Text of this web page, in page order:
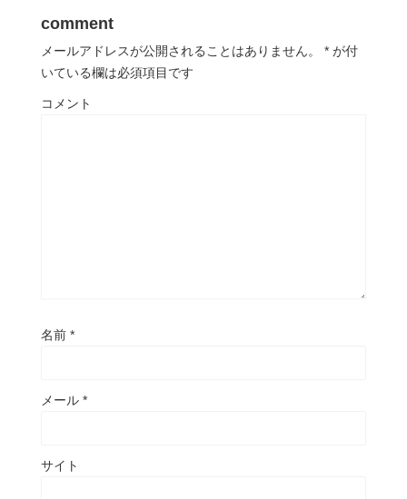
comment
メールアドレスが公開されることはありません。 * が付
いている欄は必須項目です
コメント
名前 *
メール *
サイト